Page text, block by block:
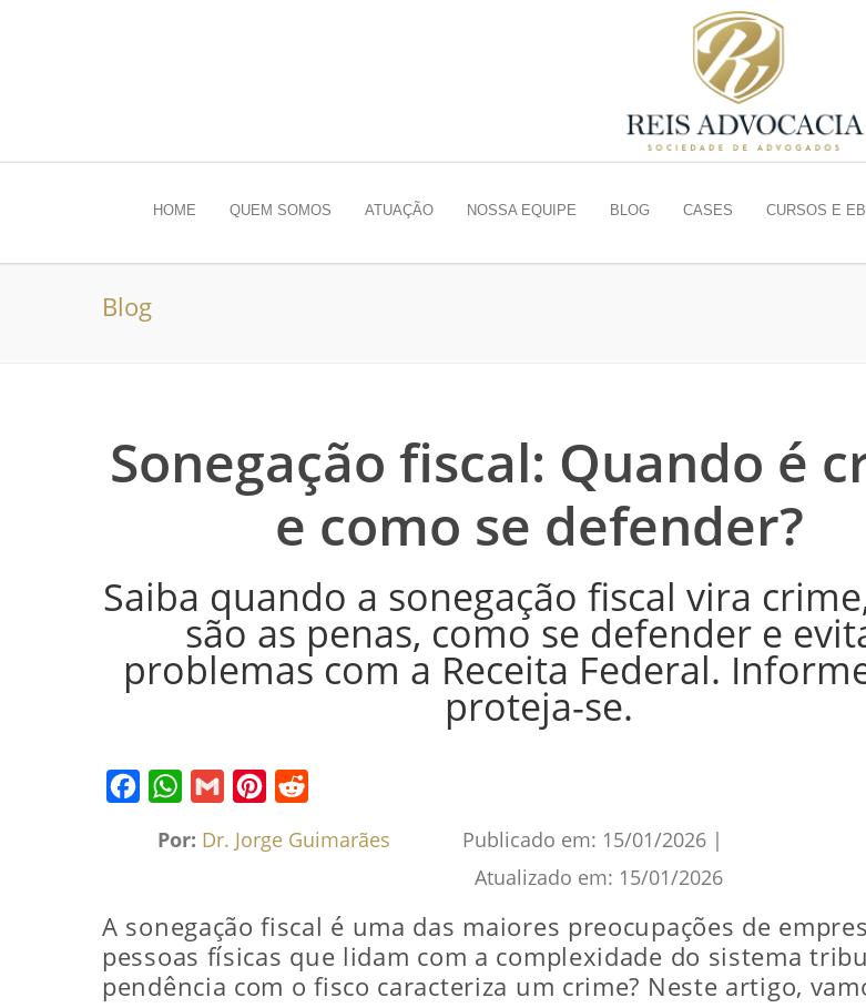
HOME QUEM SOMOS ATUAÇÃO NOSSA EQUIPE BLOG CASES CURSOS E
Blog
Sonegação fiscal: Quando é
e como se defender?
Saiba quando a sonegação fiscal vira
são as penas, como se defender e
problemas com a Receita Federal.
proteja-se.
Por: Dr. Jorge Guimarães Publicado em: 15/01/2026 |
Atualizado em: 15/01/2026
A sonegação fiscal é uma das maiores preocupações de
pessoas físicas que lidam com a complexidade do sistema
pendência com o fisco caracteriza um crime? Neste artigo,